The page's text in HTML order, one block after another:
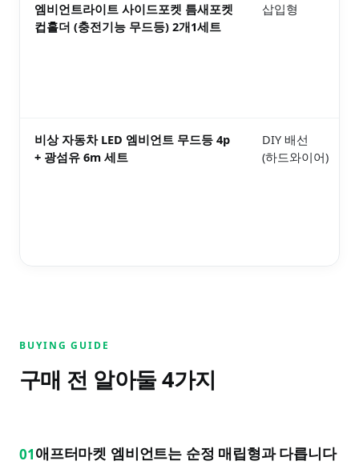
엠비언트라이트 사이드포켓 틈새포켓
컵홀더 (충전기능 무드등) 2개1세트
삽입형
비상 자동차 LED 엠비언트 무드등 4p
+ 광섬유 6m 세트
DIY 배선
(하드와이어)
BUYING GUIDE
구매 전 알아둘4가지
01애프터마켓 엠비언트는 순정 매립형과 다릅니다